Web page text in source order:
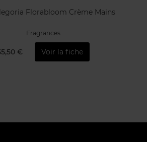
Florabloom Crème Mains
Fragrances
€ Voir la fiche